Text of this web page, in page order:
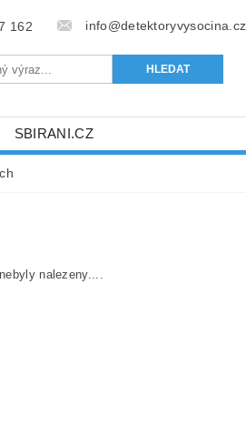
162 info@detektoryvysocina.cz
SBIRANI.CZ
nebyly nalezeny....